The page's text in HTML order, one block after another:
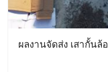
ผลงานจัดส่ง เสากั้นล้อ